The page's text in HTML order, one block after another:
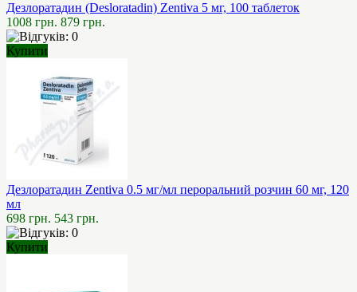
Дезлоратадин (Desloratadin) Zentiva 5 мг, 100 таблеток
1008 грн. 879 грн.
Купити
Дезлоратадин Zentiva 0.5 мг/мл пероральний розчин 60 мг, 120
мл
698 грн. 543 грн.
Купити